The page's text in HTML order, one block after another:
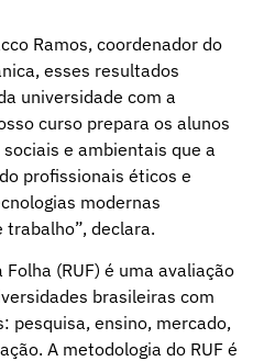
Ramos, coordenador do
esses resultados
universidade com a
curso prepara os alunos
e ambientais que a
profissionais éticos e
modernas
trabalho”, declara.
(RUF) é uma avaliação
brasileiras com
pesquisa, ensino, mercado,
A metodologia do RUF é